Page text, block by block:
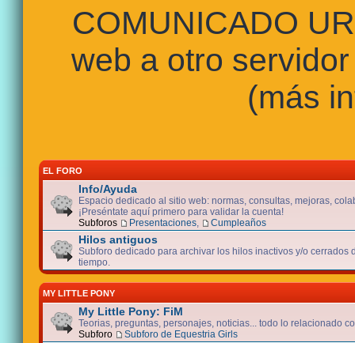
COMUNICADO
web a otro
(más
EL FORO
Info/Ayuda
Espacio dedicado al sitio web: normas, consultas, mejoras,
¡Preséntate aquí primero para validar la cuenta!
Subforos
Presentaciones Cumpleaños
Hilos antiguos
Subforo dedicado para archivar los hilos inactivos y/o cerrados
tiempo.
MY LITTLE PONY
My Little Pony: FiM
Teorias, preguntas, personajes, noticias... todo lo relacionado
Subforo
Subforo de Equestria Girls